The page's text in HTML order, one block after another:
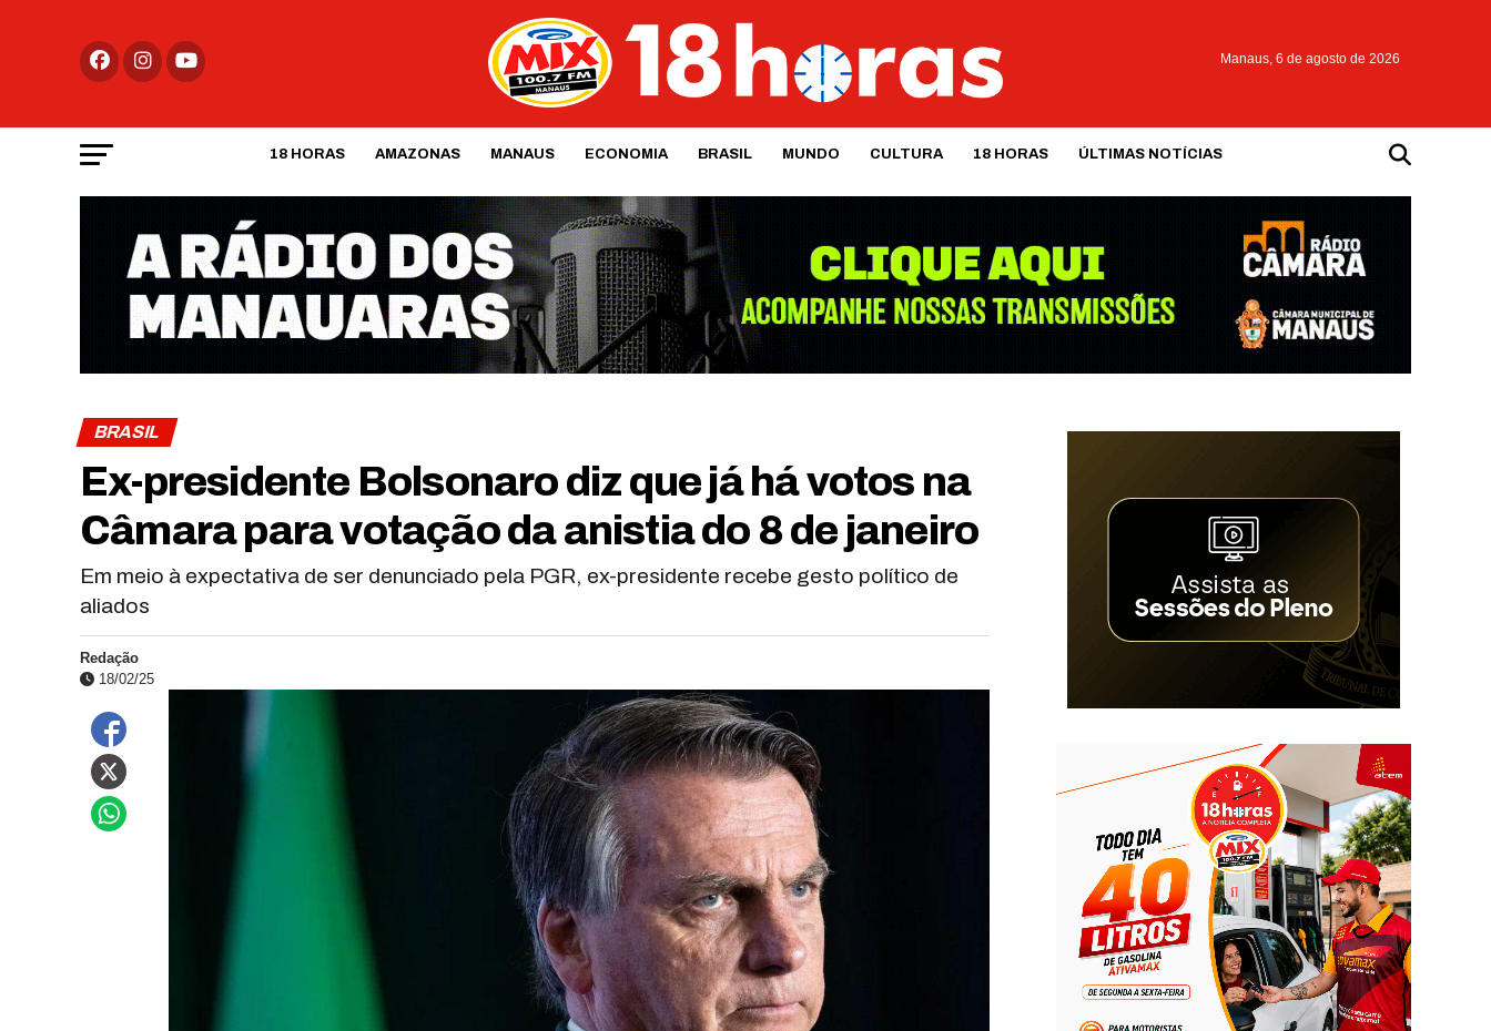
Manaus, 6 de agosto de 2026
18 HORAS AMAZONAS MANAUS ECONOMIA BRASIL MUNDO CULTURA 18 HORAS ÚLTIMAS NOTÍCIAS
BRASIL
Ex-presidente Bolsonaro diz que já há votos na
Câmara para votação da anistia do 8 de janeiro
Em meio à expectativa de ser denunciado pela PGR, ex-presidente recebe gesto político de
aliados
Redação
18/02/25